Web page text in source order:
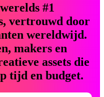
#1
vertrouwd door
wereldwijd.
makers en
assets die
tijd en budget.